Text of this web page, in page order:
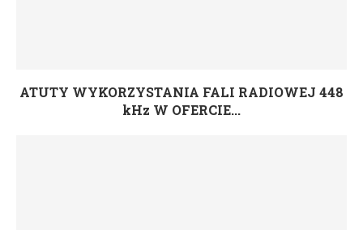
ATUTY WYKORZYSTANIA FALI RADIOWEJ 448
kHz W OFERCIE...